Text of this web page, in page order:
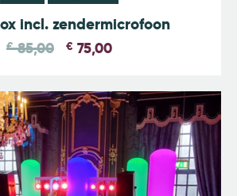
incl. zendermicrofoon
€ 85,00 € 75,00